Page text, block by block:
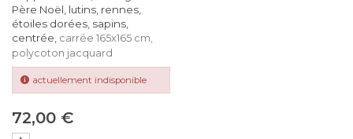
Père Noël, lutins, rennes,
étoiles dorées, sapins,
centrée, carrée 165x165 cm,
polycoton jacquard
actuellement indisponible
72,00 €